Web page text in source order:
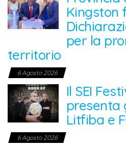
Kingston
per la
territorio
6 Agosto 2026
Il SEI
presenta
Litfiba e
6 Agosto 2026